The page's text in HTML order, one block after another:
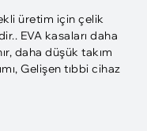
üretim için çelik
EVA kasaları daha
daha düşük takım
Gelişen tıbbi cihaz